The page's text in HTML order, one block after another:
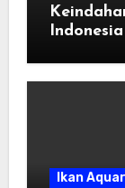
Indonesia
Ikan